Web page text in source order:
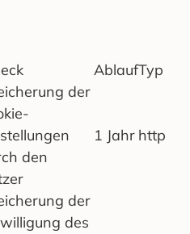
AblaufTyp
der
den
1 Jahr http
der
des